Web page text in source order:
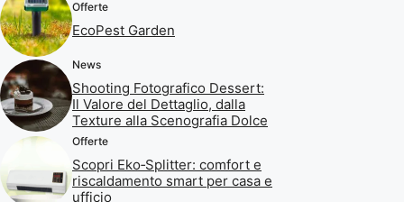
Offerte
EcoPest Garden
News
Shooting Fotografico Dessert:
Il Valore del Dettaglio, dalla
Texture alla Scenografia Dolce
Offerte
Scopri Eko‑Splitter: comfort e
riscaldamento smart per casa e
ufficio